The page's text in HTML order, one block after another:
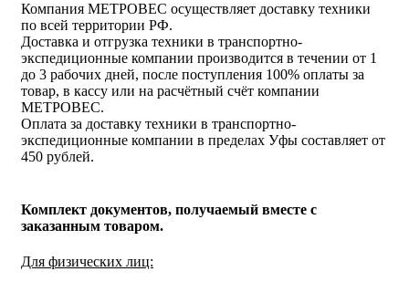
Компания МЕТРОВЕС осуществляет доставку техники
по всей территории РФ.
Доставка и отгрузка техники в транспортно-
экспедиционные компании производится в течении от 1
до 3 рабочих дней, после поступления 100% оплаты за
товар, в кассу или на расчётный счёт компании
МЕТРОВЕС.
Оплата за доставку техники в транспортно-
экспедиционные компании в пределах Уфы составляет от
450 рублей.
Комплект документов, получаемый вместе с
заказанным товаром.
Для физических лиц: